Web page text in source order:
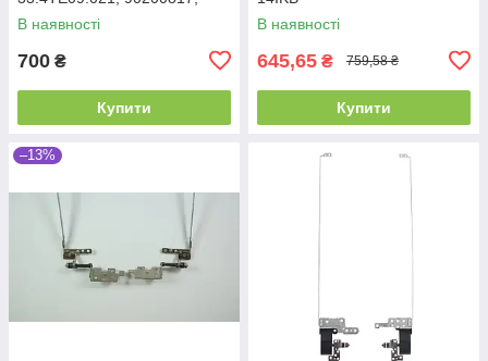
пара, ліва+права)
В наявності
700 ₴
Купити
В наявності
645,65 ₴ 759,58 ₴
Купити
–13%